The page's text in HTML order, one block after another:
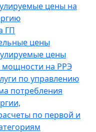
цены на
ГП
цены
цены
мощности на РРЭ
по управлению
потребления
по первой и